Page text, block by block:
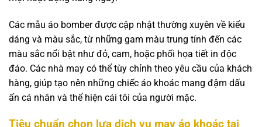
Các mẫu áo bomber được cập nhật thường xuyên về kiểu
dáng và màu sắc, từ những gam màu trung tính đến các
màu sắc nổi bật như đỏ, cam, hoặc phối họa tiết in độc
đáo. Các nhà may có thể tùy chỉnh theo yêu cầu của khách
hàng, giúp tạo nên những chiếc áo khoác mang đậm dấu
ấn cá nhân và thể hiện cái tôi của người mặc.
Tiêu chuẩn chọn lựa dịch vụ may áo khoác tại